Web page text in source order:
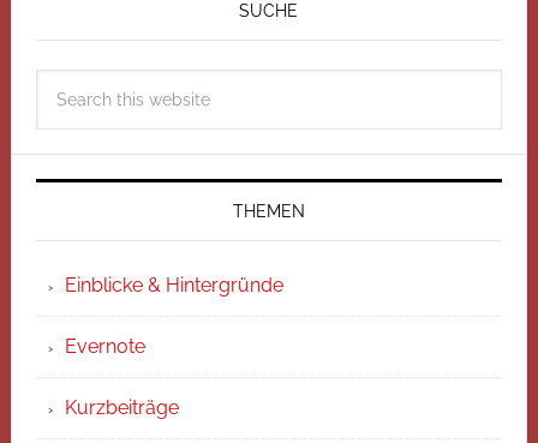
SUCHE
THEMEN
Einblicke & Hintergründe
Evernote
Kurzbeiträge